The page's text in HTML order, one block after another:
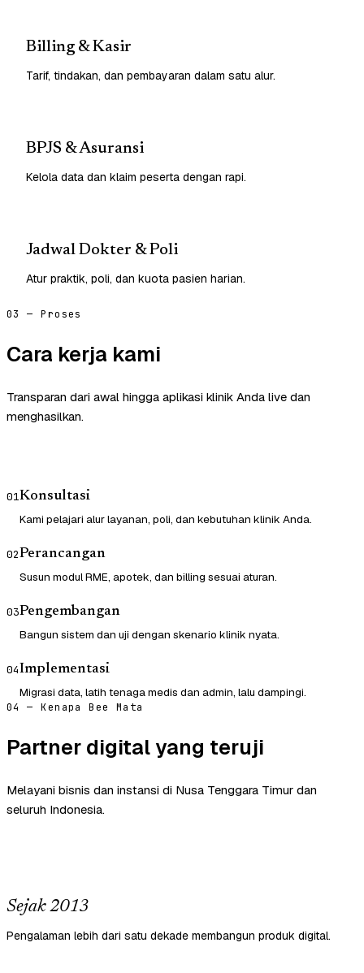
Billing & Kasir
Tarif, tindakan, dan pembayaran dalam satu alur.
BPJS & Asuransi
Kelola data dan klaim peserta dengan rapi.
Jadwal Dokter & Poli
Atur praktik, poli, dan kuota pasien harian.
03 — Proses
Cara kerja kami
Transparan dari awal hingga aplikasi klinik Anda live dan
menghasilkan.
01Konsultasi
Kami pelajari alur layanan, poli, dan kebutuhan klinik Anda.
02Perancangan
Susun modul RME, apotek, dan billing sesuai aturan.
03Pengembangan
Bangun sistem dan uji dengan skenario klinik nyata.
04Implementasi
Migrasi data, latih tenaga medis dan admin, lalu dampingi.
04 — Kenapa Bee Mata
Partner digital yang teruji
Melayani bisnis dan instansi di Nusa Tenggara Timur dan
seluruh Indonesia.
Sejak 2013
Pengalaman lebih dari satu dekade membangun produk digital.